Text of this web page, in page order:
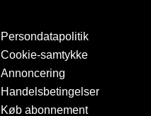
Persondatapolitik
Cookie-samtykke
Annoncering
Handelsbetingelser
Køb abonnement